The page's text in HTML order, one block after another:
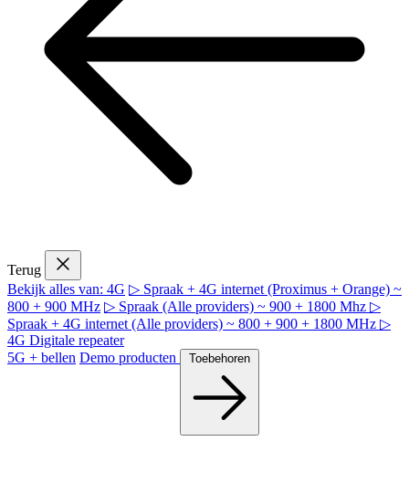
Terug
Bekijk alles van: 4G ▷ Spraak + 4G internet (Proximus + Orange) ~
800 + 900 MHz ▷ Spraak (Alle providers) ~ 900 + 1800 Mhz ▷
Spraak + 4G internet (Alle providers) ~ 800 + 900 + 1800 MHz ▷
4G Digitale repeater
5G + bellen Demo producten Toebehoren